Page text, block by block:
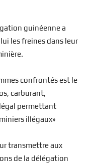
guinéenne a
les freines dans leur
confrontés est le
carburant,
légal permettant
illégaux»
transmettre aux
de la délégation